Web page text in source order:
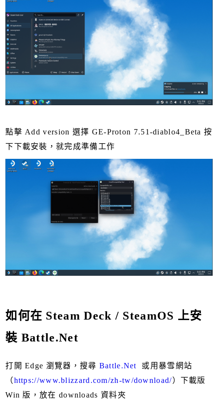
點擊 Add version 選擇 GE-Proton 7.51-diablo4_Beta 按
下下載安裝，就完成準備工作
如何在 Steam Deck / SteamOS 上安
裝 Battle.Net
打開 Edge 瀏覽器，搜尋 Battle.Net
或用暴雪網站
（https://www.blizzard.com/zh-tw/download/）下載版
Win 版，放在 downloads 資料夾